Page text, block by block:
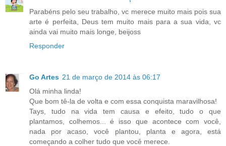
Parabéns pelo seu trabalho, vc merece muito mais pois sua
arte é perfeita, Deus tem muito mais para a sua vida, vc
ainda vai muito mais longe, beijoss
Responder
Go Artes 21 de março de 2014 às 06:17
Olá minha linda!
Que bom tê-la de volta e com essa conquista maravilhosa!
Tays, tudo na vida tem causa e efeito, tudo o que
plantamos, colhemos... é isso que acontece com você,
nada por acaso, você plantou, planta e agora, está
começando a colher tudo que você merece.